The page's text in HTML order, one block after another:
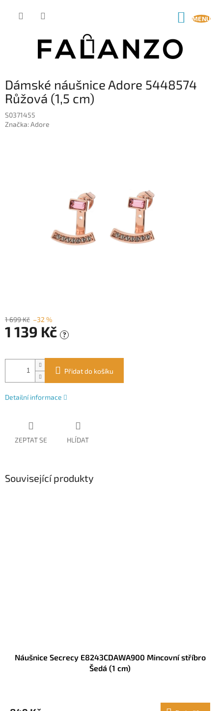
Dámské náušnice Adore 5448574
Růžová (1,5 cm)
S0371455
Značka:Adore
1 699 Kč –32 %
1 139 Kč ?
cena:
Přidat do košíku
Detailní informace
ZEPTAT SE HLÍDAT
Související produkty
Náušnice Secrecy E8243CDAWA900 Mincovní stříbro
Šedá (1 cm)